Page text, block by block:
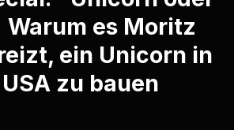
es Moritz
ein Unicorn in
zu bauen